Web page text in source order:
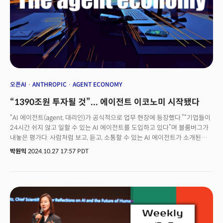
가 급등하며 화려한 복귀를 신고한 것이다. 투자자들의 신뢰를 다시 찾을 수
있었던 계기는 바로 'AI 에이전트' 로의 전환이었다. 세일즈포스는 지난 10월
AI 에이전트 플랫폼인 '에이전트포스(Agentforce)'를 출시하며 사업의
내러티브가 CRM에서 AI 에이전트로 전환됐음을 선언했다.
오픈AI ANTHROPIC AGENT ECONOMY
“1390조원 투자될 것”... 에이전트 이코노미 시작됐다
“AI 에이전트(agent, 대리인)가 공식적으로 업무 현장에 등장했다.”“기업들이
24시간 쉬지 않고 일할 수 있는 AI 에이전트를 도입하고 있다”며 블룸버그가
내놓은 평가다. 사람처럼 보고, 듣고, 소통할 수 있는 AI 에이전트가 소개된지
6개월여 만에 실제 기업 및 산업 현장에 AI 에이전트가 적용되고 있다는
2024’에서 시각 및 음성 정보를 이해하며 기억력까지 갖춘 ‘프로젝트
아스트라’를 공개한 바 있다.
박원익 2024.10.27 17:57 PDT